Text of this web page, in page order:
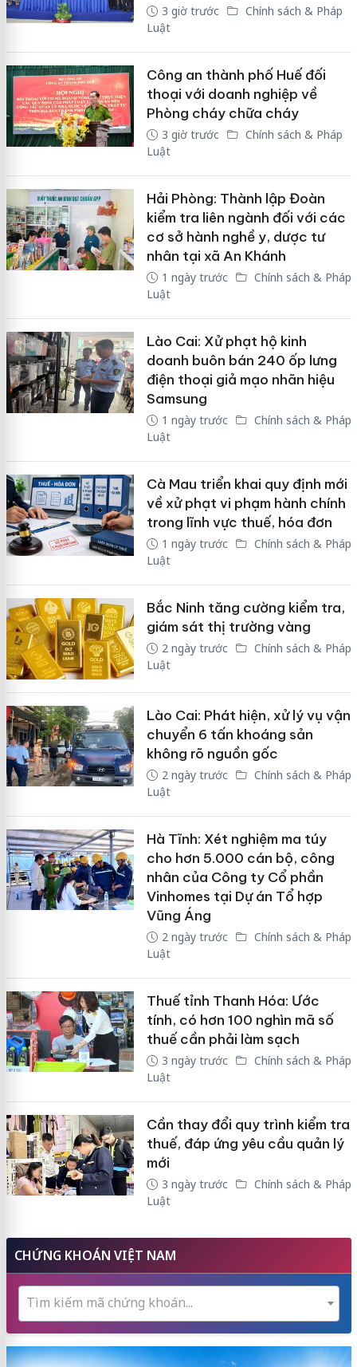
3 giờ trước
Chính sách & Pháp
Luật
Công an thành phố Huế đối
thoại với doanh nghiệp về
Phòng cháy chữa cháy
3 giờ trước
Chính sách & Pháp
Luật
Hải Phòng: Thành lập Đoàn
kiểm tra liên ngành đối với các
cơ sở hành nghề y, dược tư
nhân tại xã An Khánh
1 ngày trước
Chính sách & Pháp
Luật
Lào Cai: Xử phạt hộ kinh
doanh buôn bán 240 ốp lưng
điện thoại giả mạo nhãn hiệu
Samsung
1 ngày trước
Chính sách & Pháp
Luật
Cà Mau triển khai quy định mới
về xử phạt vi phạm hành chính
trong lĩnh vực thuế, hóa đơn
1 ngày trước
Chính sách & Pháp
Luật
Bắc Ninh tăng cường kiểm tra,
giám sát thị trường vàng
2 ngày trước
Chính sách & Pháp
Luật
Lào Cai: Phát hiện, xử lý vụ vận
chuyển 6 tấn khoáng sản
không rõ nguồn gốc
2 ngày trước
Chính sách & Pháp
Luật
Hà Tĩnh: Xét nghiệm ma túy
cho hơn 5.000 cán bộ, công
nhân của Công ty Cổ phần
Vinhomes tại Dự án Tổ hợp
Vũng Áng
2 ngày trước
Chính sách & Pháp
Luật
Thuế tỉnh Thanh Hóa: Ước
tính, có hơn 100 nghìn mã số
thuế cần phải làm sạch
3 ngày trước
Chính sách & Pháp
Luật
Cần thay đổi quy trình kiểm tra
thuế, đáp ứng yêu cầu quản lý
mới
3 ngày trước
Chính sách & Pháp
Luật
CHỨNG KHOÁN VIỆT NAM
Tìm kiếm mã chứng khoán...